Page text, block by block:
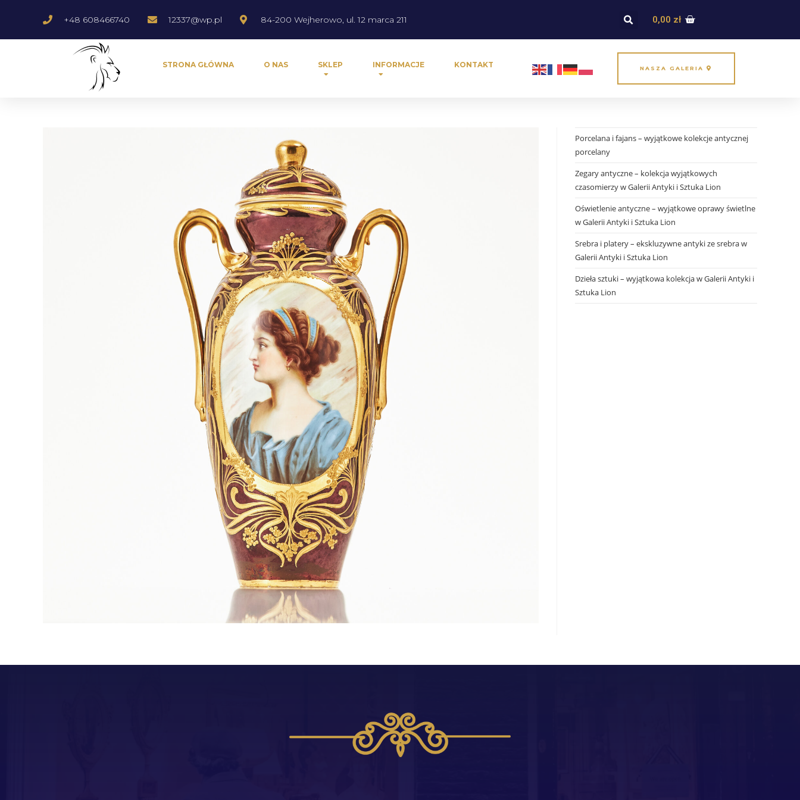
+48 608466740 12337@wp.pl 84-200 Wejherowo, ul. 12 marca 211 0,00 zł
STRONA GŁÓWNA O NAS SKLEP INFORMACJE KONTAKT NASZA GALERIA
Porcelana i fajans – wyjątkowe kolekcje antycznej
porcelany
Zegary antyczne – kolekcja wyjątkowych
czasomierzy w Galerii Antyki i Sztuka Lion
Oświetlenie antyczne – wyjątkowe oprawy świetlne
w Galerii Antyki i Sztuka Lion
Srebra i platery – ekskluzywne antyki ze srebra w
Galerii Antyki i Sztuka Lion
Dzieła sztuki – wyjątkowa kolekcja w Galerii Antyki i
Sztuka Lion